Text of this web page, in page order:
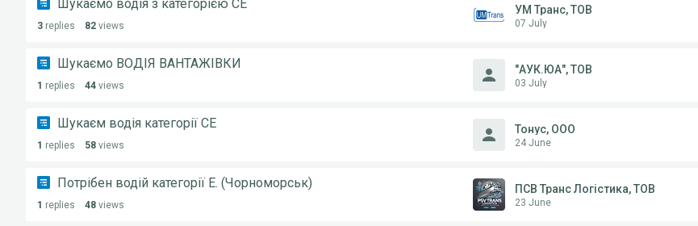
Шукаємо водія з категорією СЕ
3 replies 82 views
УМ Транс, ТОВ
07 July
Шукаємо ВОДІЯ ВАНТАЖІВКИ
1 replies 44 views
"АУК.ЮА", ТОВ
03 July
Шукаєм водія категорії СE
1 replies 58 views
Тонус, ООО
24 June
Потрібен водій категорії Е. (Чорноморськ)
1 replies 48 views
ПСВ Транс Логістика, ТОВ
23 June